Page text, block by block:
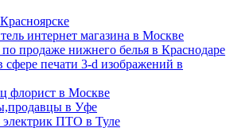
интернет магазина в Москве
продаже нижнего белья в Краснодаре
сфере печати 3-d изображений в
флорист в Москве
в Уфе
ПТО в Туле